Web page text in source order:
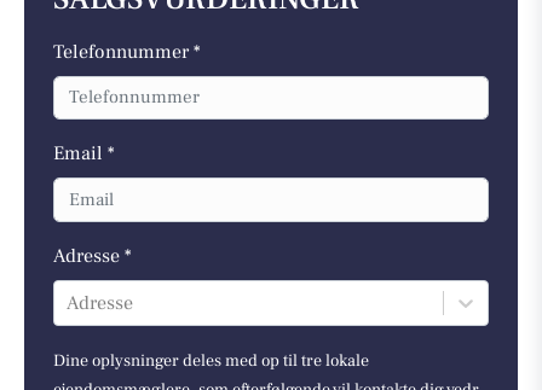
Telefonnummer *
Email *
Adresse *
Adresse
Dine oplysninger deles med op til tre lokale